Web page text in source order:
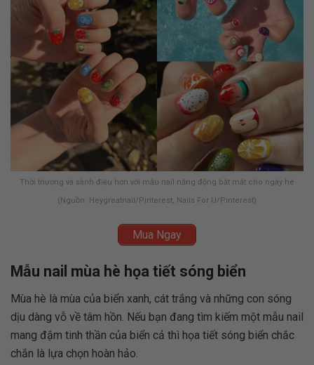
Thời thượng và sành điệu hơn với mẫu nail năng động bắt mắt cho ngày hè
(Nguồn: Heygreatnail/Pinterest, Nails For U/Pinterest)
Mua Ngay
Mẫu nail mùa hè họa tiết sóng biển
Mùa hè là mùa của biển xanh, cát trắng và những con sóng
dịu dàng vỗ về tâm hồn. Nếu bạn đang tìm kiếm một mẫu nail
mang đậm tinh thần của biển cả thì họa tiết sóng biển chắc
chắn là lựa chọn hoàn hảo.